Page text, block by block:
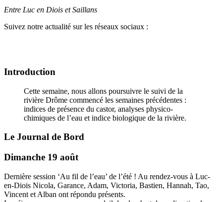
Entre Luc en Diois et Saillans
Suivez notre actualité sur les réseaux sociaux :
Introduction
Cette semaine, nous allons poursuivre le suivi de la
rivière Drôme commencé les semaines précédentes :
indices de présence du castor, analyses physico-
chimiques de l’eau et indice biologique de la rivière.
Le Journal de Bord
Dimanche 19 août
Dernière session ‘Au fil de l’eau’ de l’été ! Au rendez-vous à Luc-
en-Diois Nicola, Garance, Adam, Victoria, Bastien, Hannah, Tao,
Vincent et Alban ont répondu présents.